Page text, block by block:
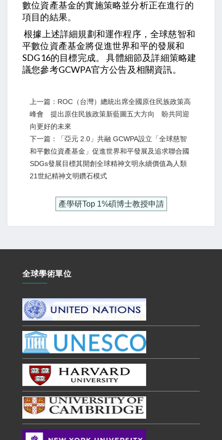
數位資產基金的實施策略並分析正在進行的
項目的結果。
根據上述詳細規劃和運作程序，全球慈智和
平數位資產基金將促進世界和平的發展和
SDG16的目標完成。 具體細節及詳細策略建
議您參考GCWPA官方公告及相關資訊。
上一篇：ROC（台灣）總統出席全國原住民族政策高
峰會 提出原住民族政策新藍圖五大方向 盼共同迎
向更好的未來
下一篇：「亞元 2.0」共融 GCWPA設立「全球慈智
和平數位資產基金」促進世界和平發展及追求聯合國
SDGs發展目標其開創全球精神文明永續價值為人類
21世紀精神文明鑽石模式
產學研Top 1%碩博士教授申請
全球學術單位